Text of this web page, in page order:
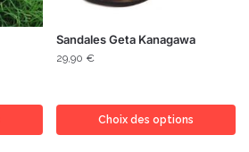
Sandales Geta Kanagawa
29,90 €
Choix des options